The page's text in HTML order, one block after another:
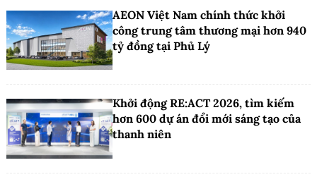
AEON Việt Nam chính thức khởi
công trung tâm thương mại hơn 940
tỷ đồng tại Phủ Lý
Khởi động RE:ACT 2026, tìm kiếm
hơn 600 dự án đổi mới sáng tạo của
thanh niên